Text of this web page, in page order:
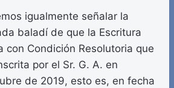
igualmente señalar la
baladí de que la Escritura
con Condición Resolutoria que
por el Sr. G. A. en
de 2019, esto es, en fecha